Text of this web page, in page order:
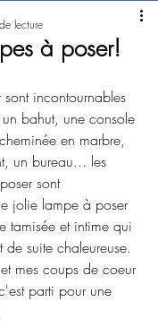
à poser!
lecture
sont incontournables
bahut, une console
en marbre,
un bureau... les
sont
jolie lampe à poser
tamisée et intime qui
suite chaleureuse.
mes coups de coeur
parti pour une